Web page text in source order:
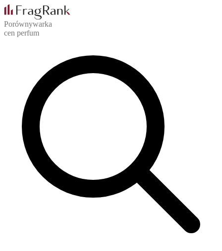
Porównywarka
cen perfum